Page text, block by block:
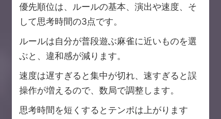
優先順位は、ルールの基本、演出や速度、そ
して思考時間の3点です。
ルールは自分が普段遊ぶ麻雀に近いものを選
ぶと、違和感が減ります。
速度は遅すぎると集中が切れ、速すぎると誤
操作が増えるので、数局で調整します。
思考時間を短くするとテンポは上がります